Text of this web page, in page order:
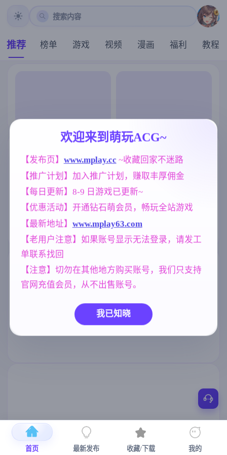
搜索内容
推荐 榜单 游戏 视频 漫画 福利 教程
欢迎来到萌玩ACG~
【发布页】 www.mplay.cc ~收藏回家不迷路
【推广计划】加入推广计划，赚取丰厚佣金
【每日更新】8-9 日游戏已更新~
【优惠活动】开通钻石萌会员，畅玩全站游戏
【最新地址】 www.mplay63.com
【老用户注意】如果账号显示无法登录，请发工
单联系找回
【注意】切勿在其他地方购买账号，我们只支持
官网充值会员，从不出售账号。
我已知晓
首页 最新发布 收藏/下载 我的